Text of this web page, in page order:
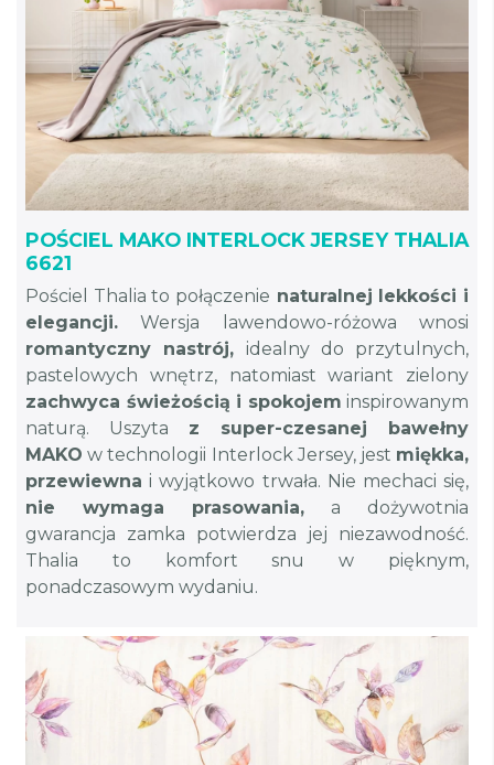
POŚCIEL MAKO INTERLOCK JERSEY THALIA
6621
Pościel Thalia to połączenie naturalnej lekkości i
elegancji. Wersja lawendowo-różowa wnosi
romantyczny nastrój, idealny do przytulnych,
pastelowych wnętrz, natomiast wariant zielony
zachwyca świeżością i spokojem inspirowanym
naturą. Uszyta z super-czesanej bawełny
MAKO w technologii Interlock Jersey, jest miękka,
przewiewna i wyjątkowo trwała. Nie mechaci się,
nie wymaga prasowania, a dożywotnia
gwarancja zamka potwierdza jej niezawodność.
Thalia to komfort snu w pięknym,
ponadczasowym wydaniu.